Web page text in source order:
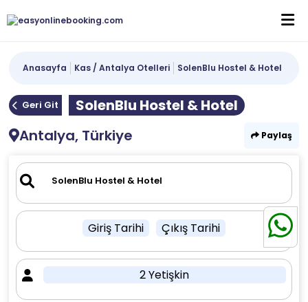
Anasayfa Kas / Antalya Otelleri SolenBlu Hostel & Hotel
Geri Git
SolenBlu Hostel & Hotel
Antalya, Türkiye
Paylaş
Giriş Tarihi Çıkış Tarihi
2 Yetişkin